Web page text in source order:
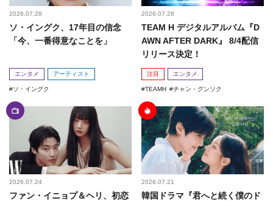
2026.07.28
ソ・イングク、17年目の信念
「今、一番得意なことを」
エンタメ アーティスト
ソ・イングク
2026.07.28
TEAM H デジタルアルバム『D
AWN AFTER DARK』 8/4配信
リリース決定！
注目 エンタメ
TEAMH チャン・グンソク
2026.07.24
ファン・イニョプ＆ヘリ、初恋
2026.07.21
韓国ドラマ『君へと続く僕のド